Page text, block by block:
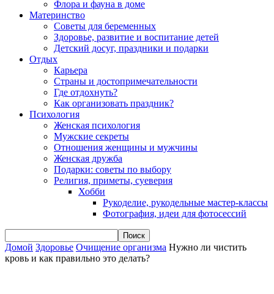
Флора и фауна в доме
Материнство
Советы для беременных
Здоровье, развитие и воспитание детей
Детский досуг, праздники и подарки
Отдых
Карьера
Страны и достопримечательности
Где отдохнуть?
Как организовать праздник?
Психология
Женская психология
Мужские секреты
Отношения женщины и мужчины
Женская дружба
Подарки: советы по выбору
Религия, приметы, суеверия
Хобби
Рукоделие, рукодельные мастер-классы
Фотография, идеи для фотосессий
Домой Здоровье Очищение организма Нужно ли чистить
кровь и как правильно это делать?